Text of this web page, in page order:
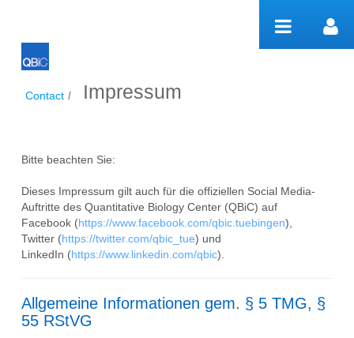
Impressum
Contact / Impressum
Bitte beachten Sie:
Dieses Impressum gilt auch für die offiziellen Social Media-
Auftritte des Quantitative Biology Center (QBiC) auf
Facebook (https://www.facebook.com/qbic.tuebingen),
Twitter (https://twitter.com/qbic_tue) und
LinkedIn (https://www.linkedin.com/qbic).
Allgemeine Informationen gem. § 5 TMG, §
55 RStVG